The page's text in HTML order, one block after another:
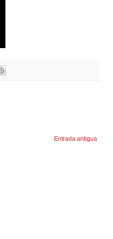
Entrada antigua